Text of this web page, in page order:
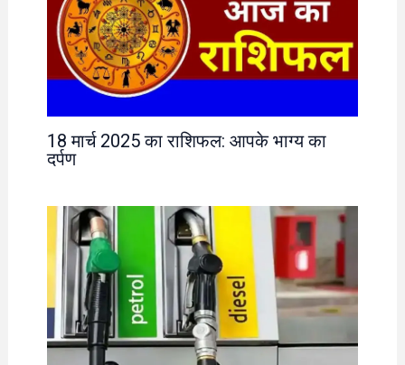
18 मार्च 2025 का राशिफल: आपके भाग्य का
दर्पण